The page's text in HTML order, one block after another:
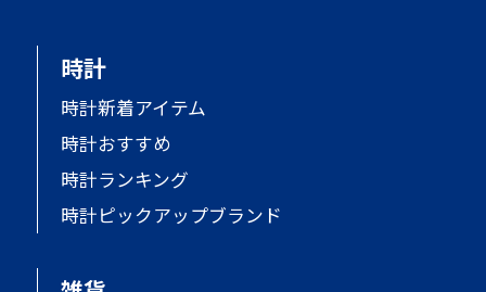
時計
時計新着アイテム
時計おすすめ
時計ランキング
時計ピックアップブランド